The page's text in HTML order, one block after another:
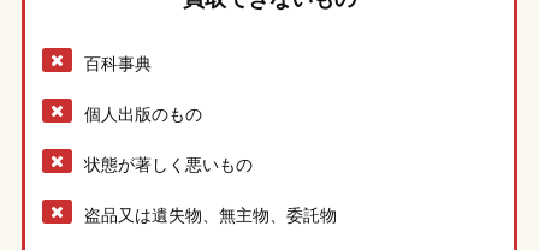
百科事典
個人出版のもの
状態が著しく悪いもの
盗品又は遺失物、無主物、委託物